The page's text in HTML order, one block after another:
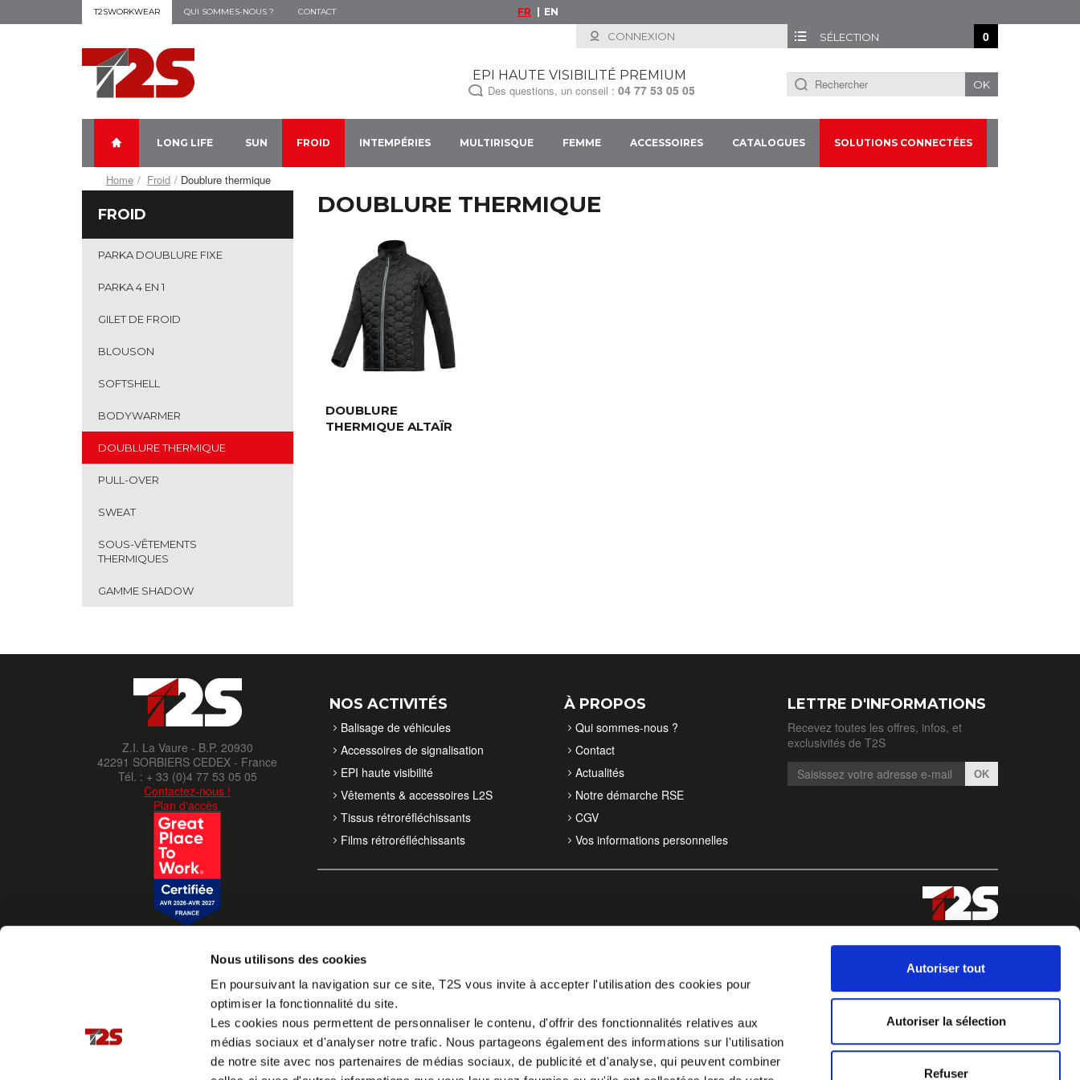
Nous utilisons des cookies
En poursuivant la navigation sur ce site, T2S vous invite à accepter l'utilisation des cookies pour
optimiser la fonctionnalité du site.
Les cookies nous permettent de personnaliser le contenu, d'offrir des fonctionnalités relatives aux
médias sociaux et d'analyser notre trafic. Nous partageons également des informations sur l'utilisation
de notre site avec nos partenaires de médias sociaux, de publicité et d'analyse, qui peuvent combiner
Autoriser tout
Autoriser la sélection
Refuser
T2SWORKWEAR QUI SOMMES-NOUS ? CONTACT FR EN
SÉLECTION 0
CONNEXION
EPI HAUTE VISIBILITÉ PREMIUM
Des questions, un conseil : 04 77 53 05 05 OK
LONG LIFE SUN FROID INTEMPÉRIES MULTIRISQUE FEMME ACCESSOIRES CATALOGUES SOLUTIONS CONNECTÉES
Home Froid Doublure thermique
FROID
PARKA DOUBLURE FIXE
PARKA 4 EN 1
GILET DE FROID
BLOUSON
SOFTSHELL
BODYWARMER
DOUBLURE THERMIQUE
PULL-OVER
SWEAT
SOUS-VÊTEMENTS
THERMIQUES
GAMME SHADOW
DOUBLURE THERMIQUE
DOUBLURE
THERMIQUE ALTAÏR
Z.I. La Vaure - B.P. 20930
42291 SORBIERS CEDEX - France
Tél. : + 33 (0)4 77 53 05 05
Contactez-nous !
Plan d'accès
NOS ACTIVITÉS
Balisage de véhicules
Accessoires de signalisation
EPI haute visibilité
Vêtements & accessoires L2S
Tissus rétroréfléchissants
Films rétroréfléchissants
À PROPOS
Qui sommes-nous ?
Contact
Actualités
Notre démarche RSE
CGV
Vos informations personnelles
LETTRE D'INFORMATIONS
Recevez toutes les offres, infos, et
exclusivités de T2S
OK